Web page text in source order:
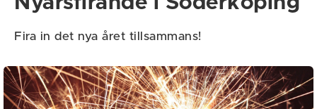
Fira in det nya året tillsammans!